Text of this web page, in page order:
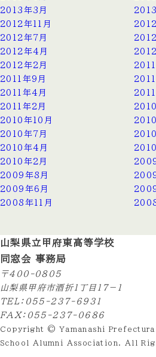
2013年3月
2012年11月
2012年7月
2012年4月
2012年2月
2011年9月
2011年4月
2011年2月
2010年10月
2010年7月
2010年4月
2010年2月
2009年8月
2009年6月
2008年11月
山梨県立甲府東高等学校
同窓会 事務局
〒400-0805
山梨県甲府市酒折1丁目17−１
TEL：055-237-6931
FAX：055-237-0686
Copyright © Yamanashi
School Alumni Association. All